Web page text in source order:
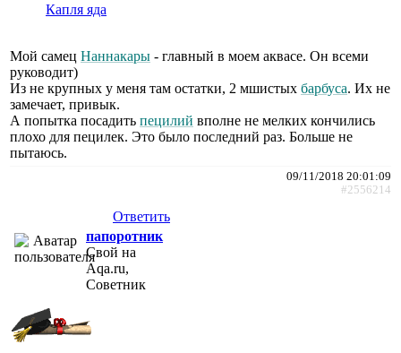
Капля яда
Мой самец Наннакары - главный в моем аквасе. Он всеми
руководит)
Из не крупных у меня там остатки, 2 мшистых барбуса. Их не
замечает, привык.
А попытка посадить пецилий вполне не мелких кончились
плохо для пецилек. Это было последний раз. Больше не
пытаюсь.
09/11/2018 20:01:09
#2556214
Ответить
папоротник
Свой на
Aqa.ru,
Советник